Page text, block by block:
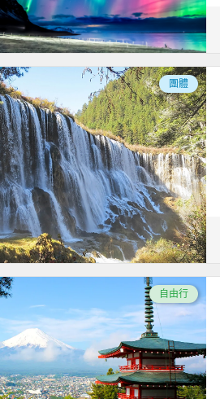
團體
自由行